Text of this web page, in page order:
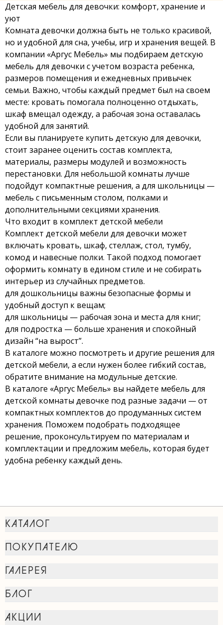
Детская мебель для девочки: комфорт, хранение и
уют
Комната девочки должна быть не только красивой,
но и удобной для сна, учебы, игр и хранения вещей. В
компании «Аргус Мебель» мы подбираем детскую
мебель для девочки с учетом возраста ребенка,
размеров помещения и ежедневных привычек
семьи. Важно, чтобы каждый предмет был на своем
месте: кровать помогала полноценно отдыхать,
шкаф вмещал одежду, а рабочая зона оставалась
удобной для занятий.
Если вы планируете купить детскую для девочки,
стоит заранее оценить состав комплекта,
материалы, размеры модулей и возможность
перестановки. Для небольшой комнаты лучше
подойдут компактные решения, а для школьницы —
мебель с письменным столом, полками и
дополнительными секциями хранения.
Что входит в комплект детской мебели
Комплект детской мебели для девочки может
включать кровать, шкаф, стеллаж, стол, тумбу,
комод и навесные полки. Такой подход помогает
оформить комнату в едином стиле и не собирать
интерьер из случайных предметов.
для дошкольницы важны безопасные формы и
удобный доступ к вещам;
для школьницы — рабочая зона и места для книг;
для подростка — больше хранения и спокойный
дизайн “на вырост”.
В каталоге можно посмотреть и другие решения для
детской мебели, а если нужен более гибкий состав,
обратите внимание на модульные детские.
В каталоге «Аргус Мебель» вы найдете мебель для
детской комнаты девочке под разные задачи — от
компактных комплектов до продуманных систем
хранения. Поможем подобрать подходящее
решение, проконсультируем по материалам и
комплектации и предложим мебель, которая будет
удобна ребенку каждый день.
КАТАЛОГ
ПОКУПАТЕЛЮ
ГАЛЕРЕЯ
БЛОГ
АКЦИИ